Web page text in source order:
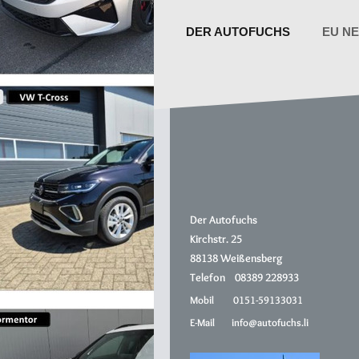
DER AUTOFUCHS EU
Der Autofuchs
Kirchstr. 25
88138 Weißensberg
Telefon 08389 228933
Mobil 0151-59133031
E-Mail info@autofuchs.li